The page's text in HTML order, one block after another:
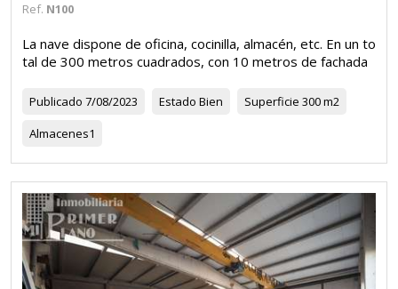
Ref. N100
La nave dispone de oficina, cocinilla, almacén, etc. En un to
tal de 300 metros cuadrados, con 10 metros de fachada
Publicado 7/08/2023 Estado Bien Superficie 300 m2
Almacenes1